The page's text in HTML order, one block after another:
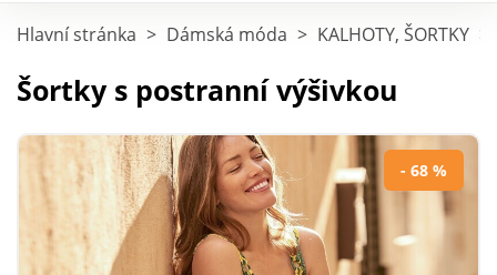
Hlavní stránka > Dámská móda > KALHOTY, ŠORTKY >
Šortky s postranní výšivkou
- 68 %